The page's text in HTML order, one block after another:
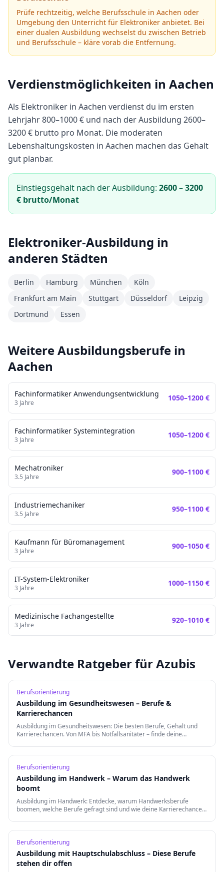
Prüfe rechtzeitig, welche Berufsschule in Aachen oder
Umgebung den Unterricht für Elektroniker anbietet. Bei
einer dualen Ausbildung wechselst du zwischen Betrieb
und Berufsschule – kläre vorab die Entfernung.
Verdienstmöglichkeiten in Aachen
Als Elektroniker in Aachen verdienst du im ersten
Lehrjahr800–1000€ und nach der Ausbildung 2600–
3200€ brutto pro Monat. Die moderaten
Lebenshaltungskosten in Aachen machen das Gehalt
gut planbar.
Einstiegsgehalt nach der Ausbildung: 2600–3200
€ brutto/Monat
Elektroniker-Ausbildung in
anderen Städten
Berlin Hamburg München
Köln
Frankfurt am Main
Stuttgart Düsseldorf
Leipzig
Dortmund
Essen
Weitere Ausbildungsberufe in
Aachen
Fachinformatiker Anwendungsentwicklung
3 Jahre
1050–1200 €
Fachinformatiker Systemintegration
3 Jahre
1050–1200 €
Mechatroniker
3.5 Jahre
900–1100 €
Industriemechaniker
3.5 Jahre
950–1100 €
Kaufmann für Büromanagement
3 Jahre
900–1050 €
IT-System-Elektroniker
3 Jahre
1000–1150 €
Medizinische Fachangestellte
3 Jahre
920–1010 €
Verwandte Ratgeber für Azubis
Berufsorientierung
Ausbildung im Gesundheitswesen – Berufe &
Karrierechancen
Ausbildung im Gesundheitswesen: Die besten Berufe, Gehalt und
Karrierechancen. Von MFA bis Notfallsanitäter – finde deine
Berufsorientierung
Ausbildung im Handwerk – Warum das Handwerk
boomt
Ausbildung im Handwerk: Entdecke, warum Handwerksberufe
boomen, welche Berufe gefragt sind und wie deine Karrierechancen
Berufsorientierung
Ausbildung mit Hauptschulabschluss – Diese Berufe
stehen dir offen